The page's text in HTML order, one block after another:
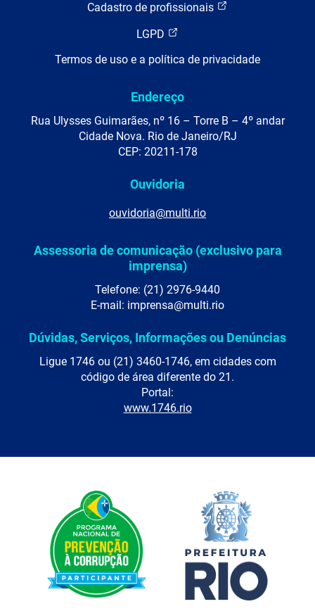
Cadastro de profissionais
LGPD
Termos de uso e a política de privacidade
Endereço
Rua Ulysses Guimarães, nº 16 – Torre B – 4º andar
Cidade Nova. Rio de Janeiro/RJ
CEP: 20211-178
Ouvidoria
ouvidoria@multi.rio
Assessoria de comunicação (exclusivo para
imprensa)
Telefone: (21) 2976-9440
E-mail: imprensa@multi.rio
Dúvidas, Serviços, Informações ou Denúncias
Ligue 1746 ou (21) 3460-1746, em cidades com
código de área diferente do 21.
Portal:
www.1746.rio